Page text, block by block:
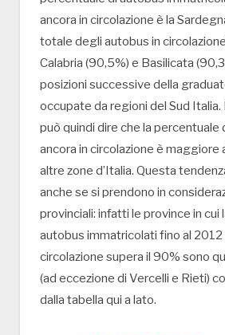
ancora in circolazione è la
totale degli autobus in
Calabria (90,5%) e Basilicata
posizioni successive della
occupate da regioni del Sud Italia.
può quindi dire che la percentuale
ancora in circolazione è maggiore
altre zone d’Italia. Questa
anche se si prendono in
provinciali: infatti le province in cui
autobus immatricolati fino al 2012
circolazione supera il 90% sono
(ad eccezione di Vercelli e Rieti)
dalla tabella qui a lato.